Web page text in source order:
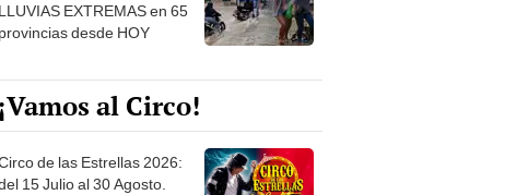
LLUVIAS EXTREMAS en 65
provincias desde HOY
¡Vamos al Circo!
de las Estrellas 2026:
15 Julio al 30 Agosto.